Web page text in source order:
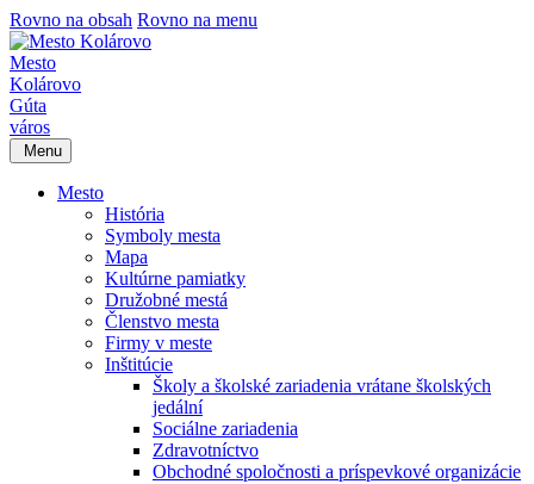
Rovno na obsah Rovno na menu
Mesto
Kolárovo
Gúta
város
Menu
Mesto
História
Symboly mesta
Mapa
Kultúrne pamiatky
Družobné mestá
Členstvo mesta
Firmy v meste
Inštitúcie
Školy a školské zariadenia vrátane školských
jedální
Sociálne zariadenia
Zdravotníctvo
Obchodné spoločnosti a príspevkové organizácie